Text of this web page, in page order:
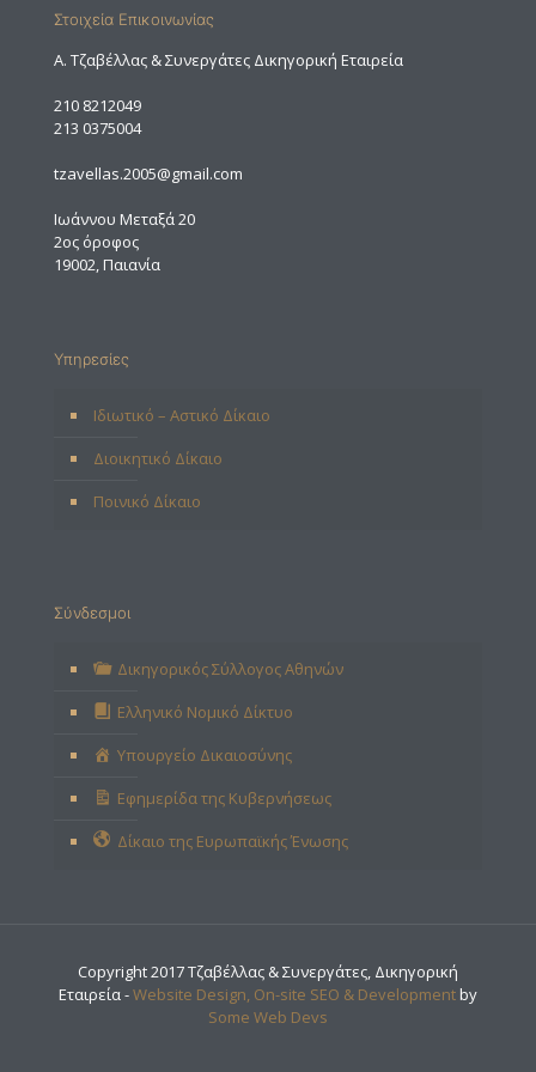
Στοιχεία Επικοινωνίας
A. Τζαβέλλας & Συνεργάτες Δικηγορική Εταιρεία
210 8212049
213 0375004
tzavellas.2005@gmail.com
Ιωάννου Μεταξά 20
2ος όροφος
19002, Παιανία
Υπηρεσίες
Ιδιωτικό – Αστικό Δίκαιο
Διοικητικό Δίκαιο
Ποινικό Δίκαιο
Σύνδεσμοι
Δικηγορικός Σύλλογος Αθηνών
Ελληνικό Νομικό Δίκτυο
Υπουργείο Δικαιοσύνης
Εφημερίδα της Κυβερνήσεως
Δίκαιο της Ευρωπαϊκής Ένωσης
Copyright 2017 Τζαβέλλας & Συνεργάτες, Δικηγορική
Εταιρεία -Website Design, On-site SEO & Developmentby
Some Web Devs